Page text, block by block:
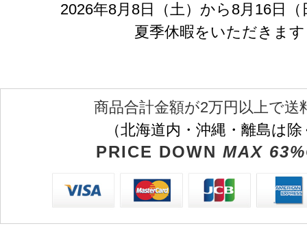
2026年8月8日（土）から8月16日
夏季休暇をいただきます
商品合計金額が2万円以上で送
（北海道内・沖縄・離島は
PRICE DOWN MAX